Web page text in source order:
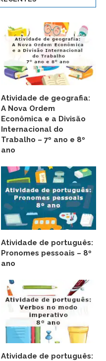
Atividade de geografia:
A Nova Ordem
Econômica e a Divisão
Internacional do
Trabalho – 7º ano e 8º
ano
Atividade de português:
Pronomes pessoais – 8º
ano
Atividade de português: